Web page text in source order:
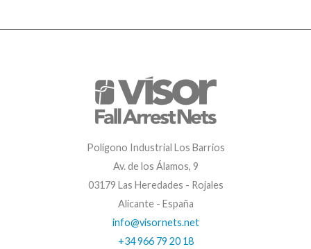
Polígono Industrial Los Barrios
Av. de los Álamos, 9
03179 Las Heredades - Rojales
Alicante - España
info@visornets.net
+34 966 79 20 18